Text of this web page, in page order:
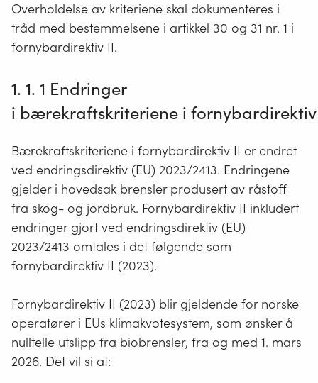
Overholdelse av kriteriene skal dokumenteres i
tråd med bestemmelsene i artikkel 30 og 31 nr. 1 i
fornybardirektiv II.
1. 1. 1 Endringer
i bærekraftskriteriene i fornybardirektiv
Bærekraftskriteriene i fornybardirektiv II er endret
ved endringsdirektiv (EU) 2023/2413. Endringene
gjelder i hovedsak brensler produsert av råstoff
fra skog- og jordbruk. Fornybardirektiv II inkludert
endringer gjort ved endringsdirektiv (EU)
2023/2413 omtales i det følgende som
fornybardirektiv II (2023).
Fornybardirektiv II (2023) blir gjeldende for norske
operatører i EUs klimakvotesystem, som ønsker å
nulltelle utslipp fra biobrensler, fra og med 1. mars
2026. Det vil si at: